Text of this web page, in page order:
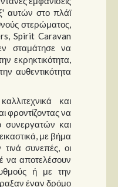
αυτών στο πλάϊ
στερώματος,
Spirit Caravan
σταμάτησε να
εκρηκτικότητα,
αυθεντικότητα
και
φροντίζοντας να
συνεργατών και
με βήμα
συνεπές, οι
να αποτελέσουν
ή με την
έναν δρόμο